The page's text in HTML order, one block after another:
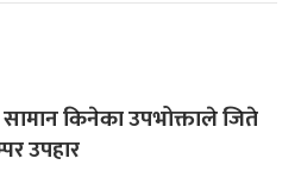
किनेका उपभोक्ताले जिते
उपहार